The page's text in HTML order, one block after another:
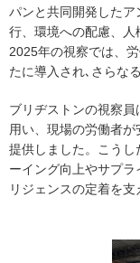
パンと共同開発した
行、環境への配慮、人
2025年の視察では、
たに導入され､さらな
ブリヂストンの視察
用い、現場の労働者
提供しました。こう
ーイング向上やサプ
リジェンスの定着を支